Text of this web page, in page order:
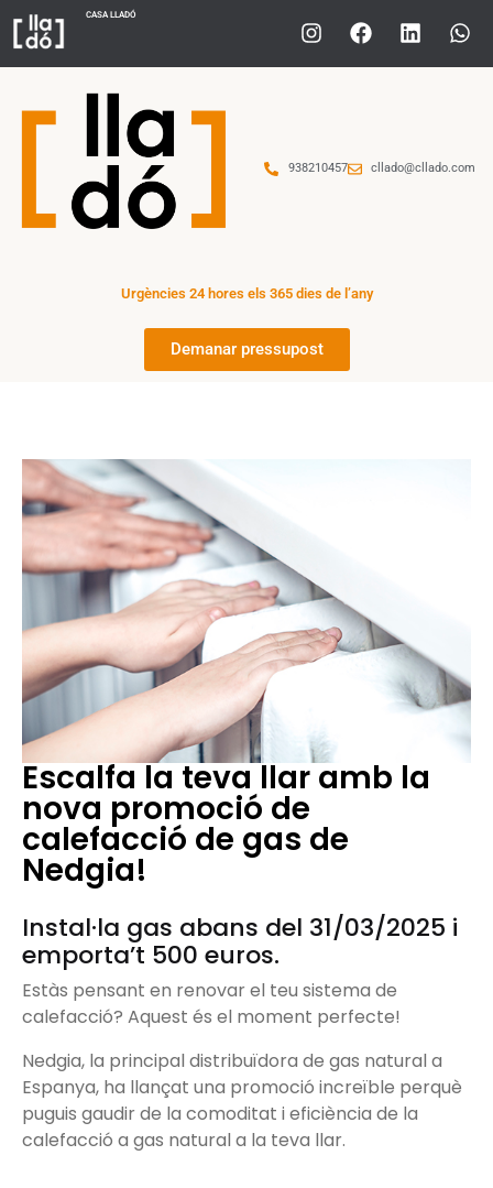
CASA LLADÓ
938210457 cllado@cllado.com
Urgències 24 hores els 365 dies de l’any
Demanar pressupost
Escalfa la teva llar amb la
nova promoció de
calefacció de gas de
Nedgia!
Instal·la gas abans del 31/03/2025 i
emporta’t 500 euros.
Estàs pensant en renovar el teu sistema de
calefacció? Aquest és el moment perfecte!
Nedgia, la principal distribuïdora de gas natural a
Espanya, ha llançat una promoció increïble perquè
puguis gaudir de la comoditat i eficiència de la
calefacció a gas natural a la teva llar.